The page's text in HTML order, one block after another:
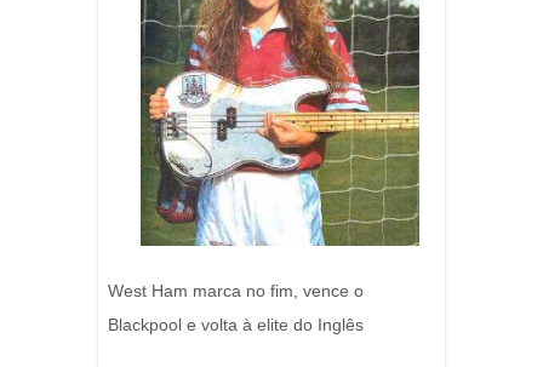
West Ham marca no fim, vence o
Blackpool e volta à elite do Inglês